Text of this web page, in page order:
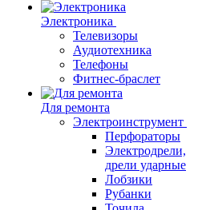
Электроника
Телевизоры
Аудиотехника
Телефоны
Фитнес-браслет
Для ремонта
Электроинструмент
Перфораторы
Электродрели,
дрели ударные
Лобзики
Рубанки